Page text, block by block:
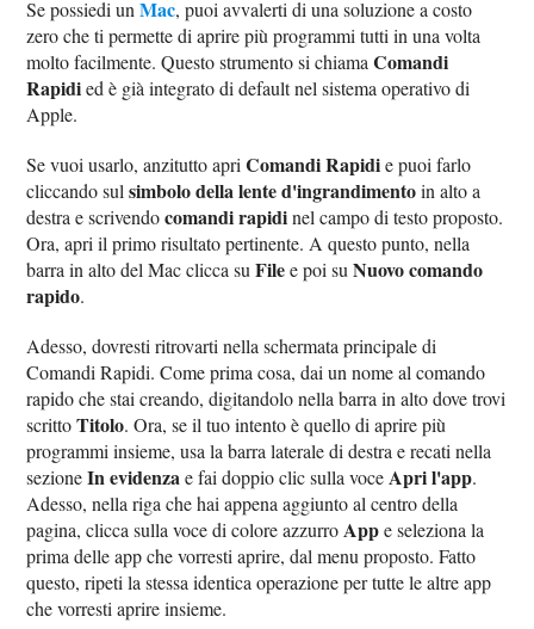
Se possiedi unMac, puoi avvalerti di una soluzione a costo
zero che ti permette di aprire più programmi tutti in una volta
molto facilmente. Questo strumento si chiamaComandi
Rapidied è già integrato di default nel sistema operativo di
Apple.
Se vuoi usarlo, anzitutto apriComandi Rapidie puoi farlo
cliccando sulsimbolo della lente d'ingrandimentoin alto a
destra e scrivendocomandi rapidinel campo di testo proposto.
Ora, apri il primo risultato pertinente. A questo punto, nella
barra in alto del Mac clicca suFilee poi suNuovo comando
rapido.
Adesso, dovresti ritrovarti nella schermata principale di
Comandi Rapidi. Come prima cosa, dai un nome al comando
rapido che stai creando, digitandolo nella barra in alto dove trovi
scrittoTitolo. Ora, se il tuo intento è quello di aprire più
programmi insieme, usa la barra laterale di destra e recati nella
sezioneIn evidenzae fai doppio clic sulla voceApri l'app.
Adesso, nella riga che hai appena aggiunto al centro della
pagina, clicca sulla voce di colore azzurroAppe seleziona la
prima delle app che vorresti aprire, dal menu proposto. Fatto
questo, ripeti la stessa identica operazione per tutte le altre app
che vorresti aprire insieme.